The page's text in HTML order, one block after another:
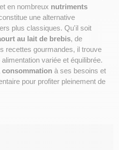
et en nombreux nutriments
une alternative
plus classiques. Qu'il soit
au lait de brebis
recettes gourmandes, il trouve
variée et équilibrée.
consommation à ses besoins et
pour profiter pleinement de